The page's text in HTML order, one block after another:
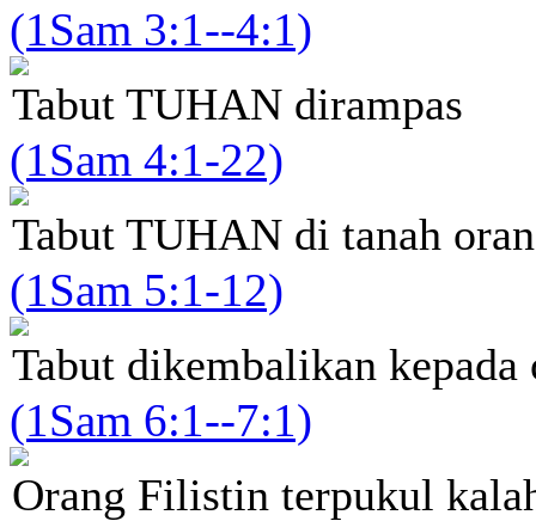
(1Sam 3:1--4:1)
Tabut TUHAN dirampas
(1Sam 4:1-22)
Tabut TUHAN di tanah
(1Sam 5:1-12)
Tabut dikembalikan kepada
(1Sam 6:1--7:1)
Orang Filistin terpukul